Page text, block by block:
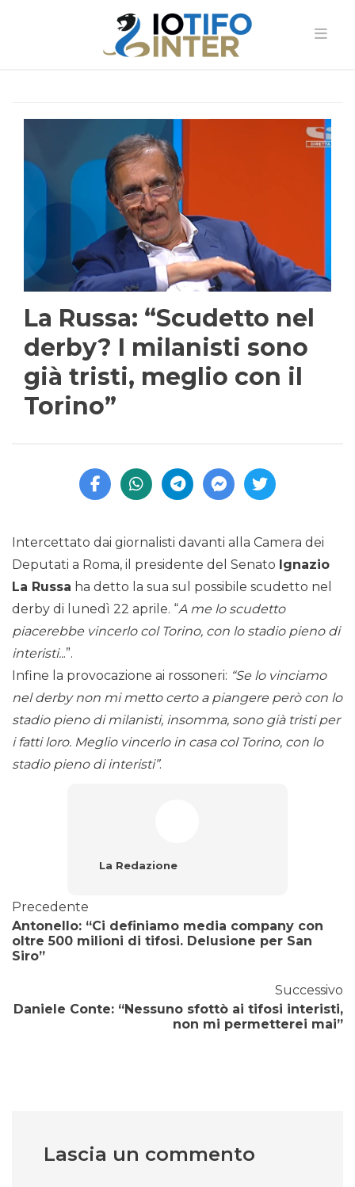
La Russa: “Scudetto nel
derby? I milanisti sono
già tristi, meglio con il
Torino”
Intercettato dai giornalisti davanti alla Camera dei
Deputati a Roma, il presidente del Senato Ignazio
La Russa ha detto la sua sul possibile scudetto nel
derby di lunedì 22 aprile. “A me lo scudetto
piacerebbe vincerlo col Torino, con lo stadio pieno di
interisti...”.
Infine la provocazione ai rossoneri: “Se lo vinciamo
nel derby non mi metto certo a piangere però con lo
stadio pieno di milanisti, insomma, sono già tristi per
i fatti loro. Meglio vincerlo in casa col Torino, con lo
stadio pieno di interisti”.
La Redazione
Precedente
Antonello: “Ci definiamo media company con
oltre 500 milioni di tifosi. Delusione per San
Siro”
Successivo
Daniele Conte: “Nessuno sfottò ai tifosi interisti,
non mi permetterei mai”
Lascia un commento